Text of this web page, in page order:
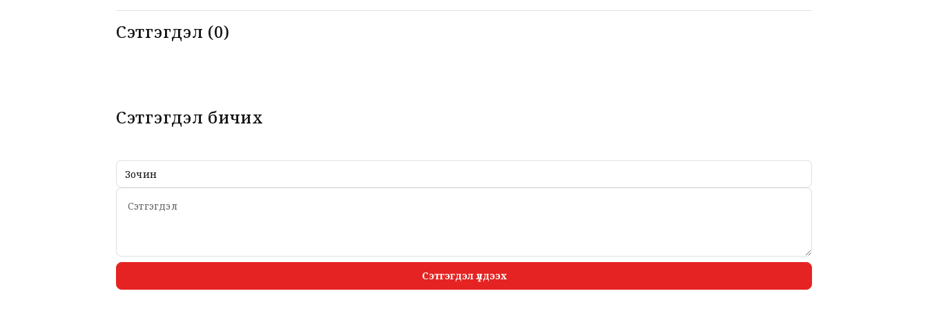
Сэтгэгдэл (0)
Сэтгэгдэл бичих
Сэтгэгдэл үлдээх